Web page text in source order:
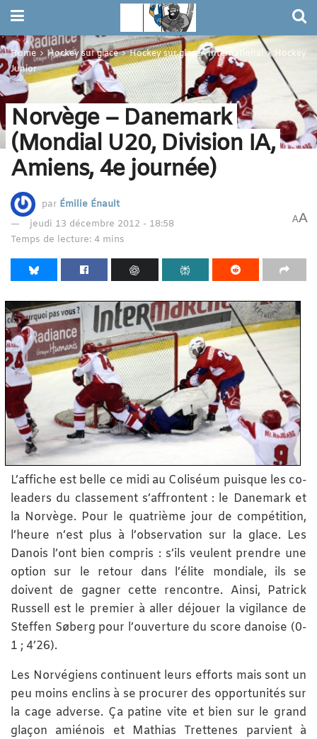
Home Hockey sur glace Hockey sur glace - International
Hockey
Junior
Norvège – Danemark
(Mondial U20, Division IA,
Amiens, 4e journée)
par Émilie Énault
jeudi 13 décembre 2012 - 18:58
Temps de lecture: 4 mins
AA
L’affiche est belle ce midi au Coliséum puisque les co-
leaders du classement s’affrontent : le Danemark et
la Norvège. Pour le quatrième jour de compétition,
l’heure n’est plus à l’observation sur la glace. Les
Danois l’ont bien compris : s’ils veulent prendre une
option sur le retour dans l’élite mondiale, ils se
doivent de gagner cette rencontre. Ainsi, Patrick
Russell est le premier à aller déjouer la vigilance de
Steffen Søberg pour l’ouverture du score danoise (0-
1 ; 4’26).
Les Norvégiens continuent leurs efforts mais sont un
peu moins enclins à se procurer des opportunités sur
la cage adverse. Ça patine vite et bien sur le grand
glaçon amiénois et Mathias Trettenes parvient à